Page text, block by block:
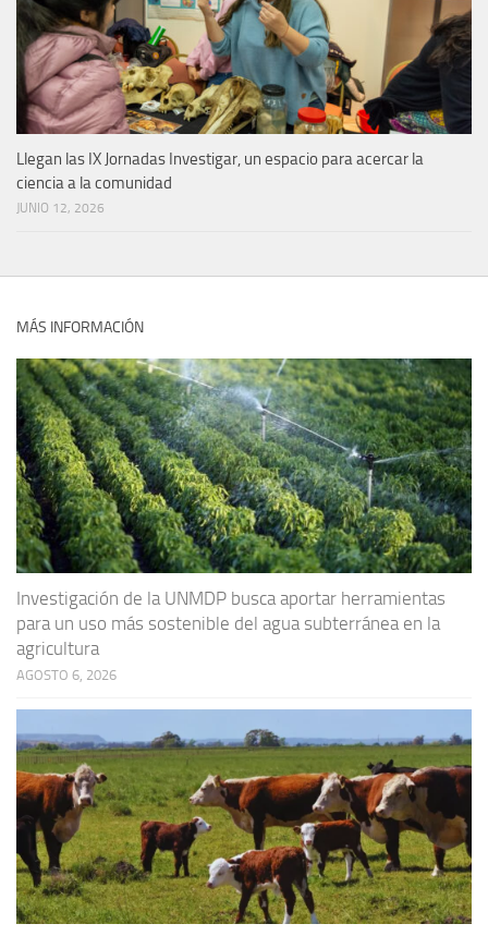
Llegan las IX Jornadas Investigar, un espacio para acercar la
ciencia a la comunidad
JUNIO 12, 2026
MÁS INFORMACIÓN
Investigación de la UNMDP busca aportar herramientas
para un uso más sostenible del agua subterránea en la
agricultura
AGOSTO 6, 2026